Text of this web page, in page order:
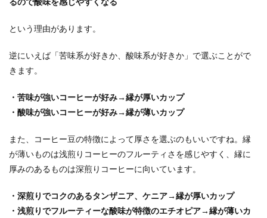
という理由があります。
逆にいえば「苦味系が好きか、酸味系が好きか」で選ぶことがで
きます。
・苦味が強いコーヒーが好み→縁が厚いカップ
・酸味が強いコーヒーが好み→縁が薄いカップ
また、コーヒー豆の特徴によって厚さを選ぶのもいいですね。縁
が薄いものは浅煎りコーヒーのフルーティさを感じやすく、縁に
厚みのあるものは深煎りコーヒーに向いています。
・深煎りでコクのあるタンザニア、ケニア→縁が厚いカップ
・浅煎りでフルーティーな酸味が特徴のエチオピア→縁が薄いカ